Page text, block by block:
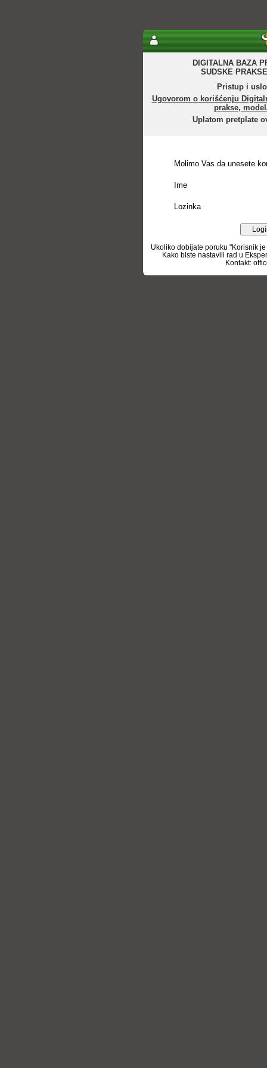
DIGITALNA BAZA
SUDSKE
Pristup i
Ugovorom o korišćenju
prakse,
Uplatom pretplate
Molimo Vas da unesete
Ime
Lozinka
Ukoliko dobijate poruku "Korisnik
Kako biste nastavili rad u
Kontakt: